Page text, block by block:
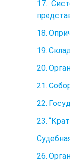
17.
18.
19.
20.
21.
22.
23.
26.